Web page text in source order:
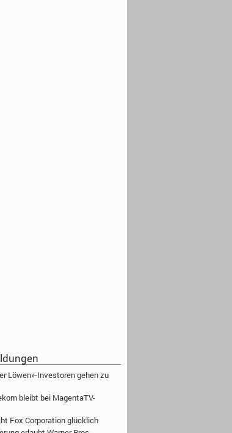
Löwen»-Investoren gehen zu
bleibt bei MagentaTV-
Fox Corporation glücklich